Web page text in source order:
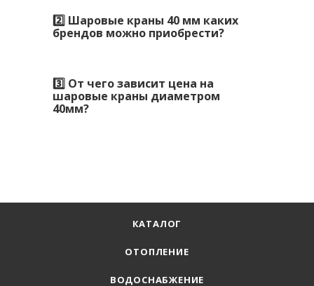
2️⃣ Шаровые краны 40 мм каких
брендов можно приобрести?
3️⃣ От чего зависит цена на
шаровые краны диаметром
40мм?
КАТАЛОГ
ОТОПЛЕНИЕ
ВОДОСНАБЖЕНИЕ